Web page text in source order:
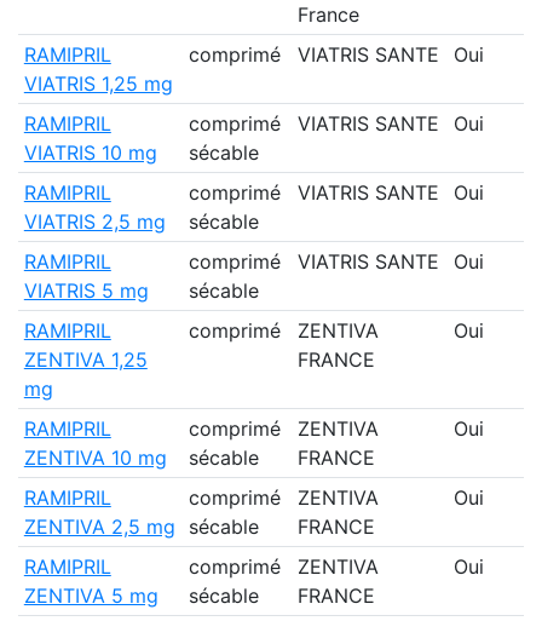
France
RAMIPRIL
VIATRIS 1,25 mg
comprimé VIATRIS SANTE Oui
RAMIPRIL
VIATRIS 10 mg
comprimé
sécable
VIATRIS SANTE Oui
RAMIPRIL
VIATRIS 2,5 mg
comprimé
sécable
VIATRIS SANTE Oui
RAMIPRIL
VIATRIS 5 mg
comprimé
sécable
VIATRIS SANTE Oui
RAMIPRIL
ZENTIVA 1,25
mg
comprimé
ZENTIVA
FRANCE
Oui
RAMIPRIL
ZENTIVA 10 mg
comprimé
sécable
ZENTIVA
FRANCE
Oui
RAMIPRIL
ZENTIVA 2,5 mg
comprimé
sécable
ZENTIVA
FRANCE
Oui
RAMIPRIL
ZENTIVA 5 mg
comprimé
sécable
ZENTIVA
FRANCE
Oui